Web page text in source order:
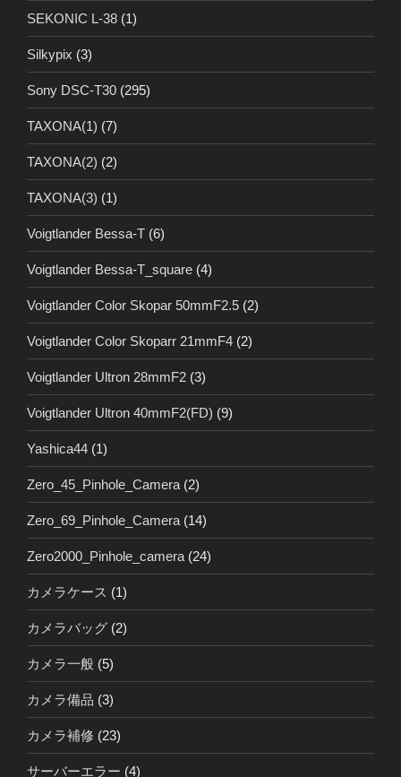
SEKONIC L-38 (1)
Silkypix (3)
Sony DSC-T30 (295)
TAXONA(1) (7)
TAXONA(2) (2)
TAXONA(3) (1)
Voigtlander Bessa-T (6)
Voigtlander Bessa-T_square (4)
Voigtlander Color Skopar 50mmF2.5 (2)
Voigtlander Color Skoparr 21mmF4 (2)
Voigtlander Ultron 28mmF2 (3)
Voigtlander Ultron 40mmF2(FD) (9)
Yashica44 (1)
Zero_45_Pinhole_Camera (2)
Zero_69_Pinhole_Camera (14)
Zero2000_Pinhole_camera (24)
カメラケース (1)
カメラバッグ (2)
カメラ一般 (5)
カメラ備品 (3)
カメラ補修 (23)
サーバーエラー (4)